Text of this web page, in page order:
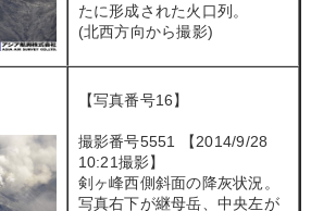
たに形成された火口列。
(北西方向から撮影)
【写真番号16】
撮影番号5551 【2014/9/28
10:21撮影】
剣ヶ峰西側斜面の降灰状況。
写真右下が継母岳、中央左が